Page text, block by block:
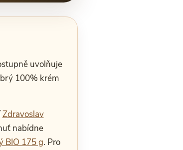
uvolňuje
100% krém
Zdravoslav
nabídne
BIO 175 g. Pro